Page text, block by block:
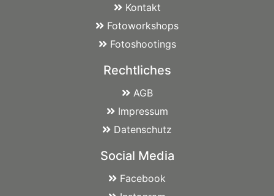
Kontakt
Fotoworkshops
Fotoshootings
Rechtliches
AGB
Impressum
Datenschutz
Social Media
Facebook